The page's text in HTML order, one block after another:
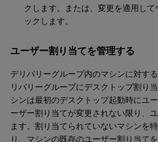
クします。または、変更を適用して
ックします。
ユーザー割り当てを管理する
デリバリーグループ内のマシンに対す
リバリーグループにデスクトップ割り
シンは最初のデスクトップ起動時にユ
ーザー割り当てが変更されない限り、
ます。割り当てられていないマシンを
り、マシンの既存のユーザー割り当て